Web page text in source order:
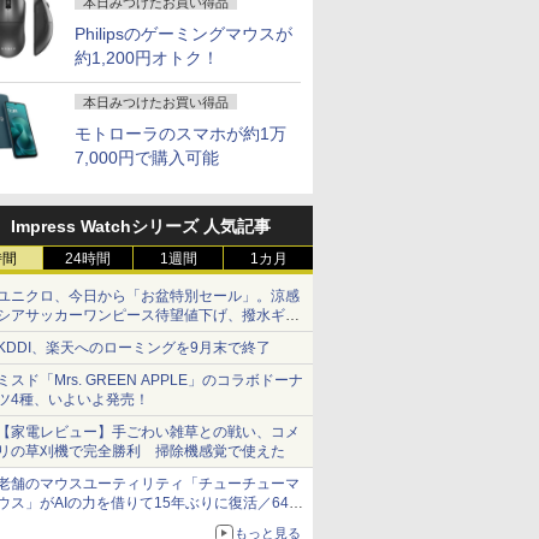
Philipsのゲーミングマウスが
約1,200円オトク！
本日みつけたお買い得品
モトローラのスマホが約1万
7,000円で購入可能
Impress Watchシリーズ 人気記事
24時間 1週間 1カ月
ニクロ、今日から「お盆特別セール」。涼感
アサッカーワンピース待望値下げ、撥水ギア
ョーツは1990円に
、楽天へのローミングを9月末で終了
スド「Mrs. GREEN APPLE」のコラボドーナ
4種、いよいよ発売！
家電レビュー】手ごわい雑草との戦い、コメ
の草刈機で完全勝利 掃除機感覚で使えた
舗のマウスユーティリティ「チューチューマ
ス」がAIの力を借りて15年ぶりに復活／64bit
、Windows 10/11、「Chrome」も走り回
もっと見る